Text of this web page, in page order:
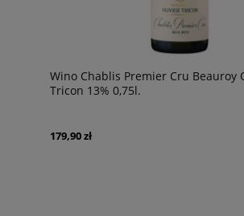
Wino Chablis Premier Cru Beauroy
Tricon 13% 0,75l.
179,90 zł